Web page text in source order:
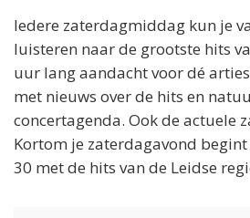
Iedere zaterdagmiddag kun je
luisteren naar de grootste hits
uur lang aandacht voor dé
met nieuws over de hits en
concertagenda. Ook de actuele
Kortom je zaterdagavond
30 met de hits van de Leidse